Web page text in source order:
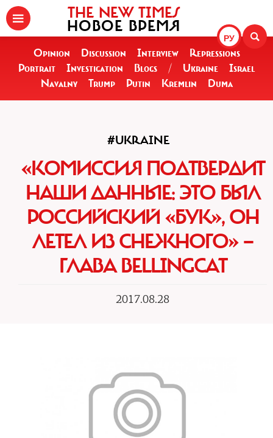
РУ
THE NEW TIMES
НОВОЕ ВРЕМЯ
Opinion Discussion Interview
Repressions
Portrait
Investigation Blogs / Ukraine
Israel
Navalny
Trump Putin Kremlin Duma
#UKRAINE
«КОМИССИЯ ПОДТВЕРДИТ
НАШИ ДАННЫЕ: ЭТО БЫЛ
РОССИЙСКИЙ «БУК», ОН
ЛЕТЕЛ ИЗ СНЕЖНОГО» —
ГЛАВА ВELLINGCAT
2017.08.28